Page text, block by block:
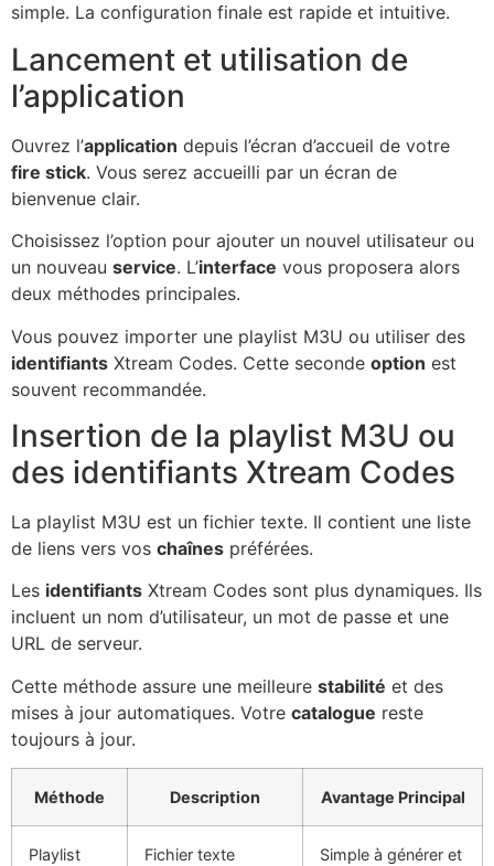
simple. La configuration finale est rapide et intuitive.
Lancement et utilisation de
l’application
Ouvrez l’application depuis l’écran d’accueil de votre
fire stick. Vous serez accueilli par un écran de
bienvenue clair.
Choisissez l’option pour ajouter un nouvel utilisateur ou
un nouveau service. L’interface vous proposera alors
deux méthodes principales.
Vous pouvez importer une playlist M3U ou utiliser des
identifiants Xtream Codes. Cette seconde option est
souvent recommandée.
Insertion de la playlist M3U ou
des identifiants Xtream Codes
La playlist M3U est un fichier texte. Il contient une liste
de liens vers vos chaînes préférées.
Les identifiants Xtream Codes sont plus dynamiques. Ils
incluent un nom d’utilisateur, un mot de passe et une
URL de serveur.
Cette méthode assure une meilleure stabilité et des
mises à jour automatiques. Votre catalogue reste
toujours à jour.
Méthode Description Avantage Principal
Playlist
Fichier texte
Simple à générer et